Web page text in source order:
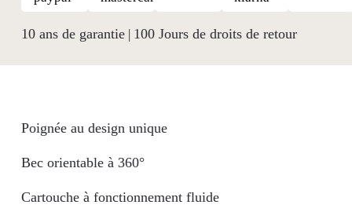
10 ans de garantie| 100 Jours de droits de retour
Poignée au design unique
Bec orientable à 360°
Cartouche à fonctionnement fluide